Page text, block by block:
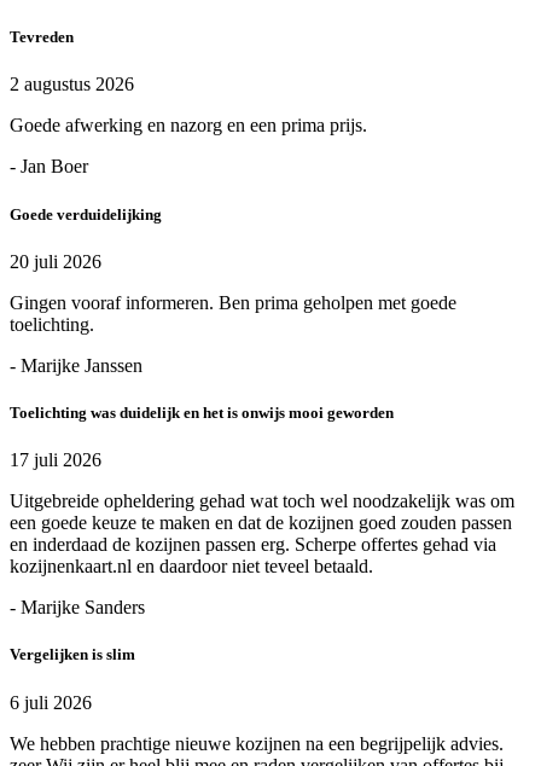
Tevreden
2 augustus 2026
Goede afwerking en nazorg en een prima prijs.
- Jan Boer
Goede verduidelijking
20 juli 2026
Gingen vooraf informeren. Ben prima geholpen met goede
toelichting.
- Marijke Janssen
Toelichting was duidelijk en het is onwijs mooi geworden
17 juli 2026
Uitgebreide opheldering gehad wat toch wel noodzakelijk was om
een goede keuze te maken en dat de kozijnen goed zouden passen
en inderdaad de kozijnen passen erg. Scherpe offertes gehad via
kozijnenkaart.nl en daardoor niet teveel betaald.
- Marijke Sanders
Vergelijken is slim
6 juli 2026
We hebben prachtige nieuwe kozijnen na een begrijpelijk advies.